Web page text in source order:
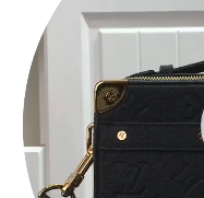
グ
ラ
ア
ン
ー